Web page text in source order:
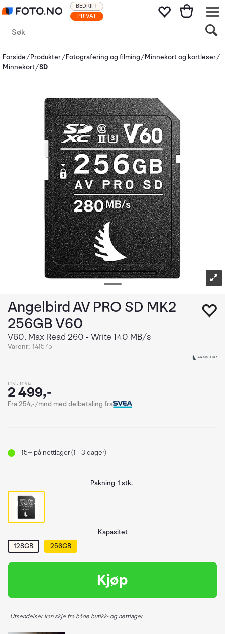
PRIVAT
BEDRIFT
Forside Produkter Fotografering og filming
Minnekort og kortleser
Minnekort SD
Angelbird AV PRO SD MK2
256GB V60
V60, Max Read 260 - Write 140 MB/s
Varenr: 141575
inkl. mva
2 499,-
Fra 254,-/mnd med delbetaling fra
15+ på nettlager (1 - 3 dager)
Pakning 1 stk.
Kapasitet
128GB
256GB
Kjøp
Utsendelser kan skje fra både butikk- og nettlager.